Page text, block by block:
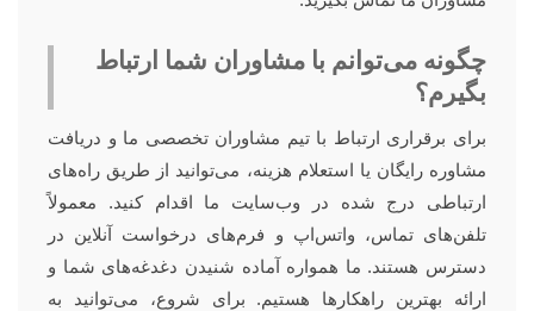
چگونه می‌توانم با مشاوران شما ارتباط
بگیرم؟
برای برقراری ارتباط با تیم مشاوران تخصصی ما و دریافت
مشاوره رایگان یا استعلام هزینه، می‌توانید از طریق راه‌های
ارتباطی درج شده در وب‌سایت ما اقدام کنید. معمولاً
تلفن‌های تماس، واتس‌اپ و فرم‌های درخواست آنلاین در
دسترس هستند. ما همواره آماده شنیدن دغدغه‌های شما و
ارائه بهترین راهکارها هستیم. برای شروع، می‌توانید به